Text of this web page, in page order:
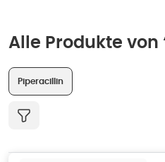
Alle Produkte von
Piperacillin